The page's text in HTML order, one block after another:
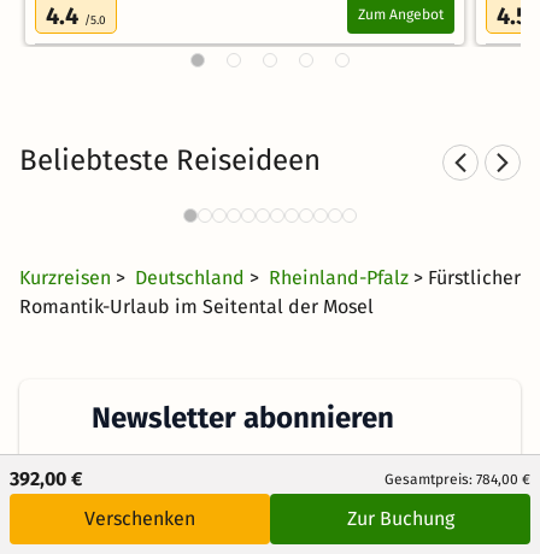
392,00 € Gesamtpreis: 784,00 €
Verschenken Zur Buchung
4.4 /5.0 Zum Angebot 4.5
Beliebteste Reiseideen
Romantische Hotels in der Eifel
47 Angebote
Kurzreisen > Deutschland > Rheinland-Pfalz > Fürstlicher
Romantik-Urlaub im Seitental der Mosel
Newsletter abonnieren
Erhalte die besten und neuesten Deals direkt
ins Postfach